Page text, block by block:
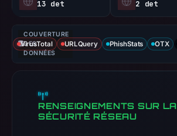
13 det 2 det
COUVERTURE
DES
DONNÉES
VirusTotal URLQuery PhishStats OTX
RENSEIGNEMENTS SUR LA
SÉCURITÉ RÉSEAU